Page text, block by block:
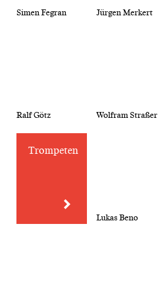
Simen Fegran Jürgen Merkert
Ralf Götz Wolfram Straßer
Trompeten
Lukas Beno